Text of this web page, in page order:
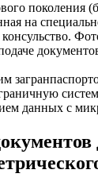
поколения
на
данных с